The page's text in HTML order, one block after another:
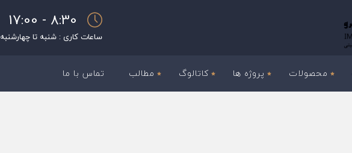
8:30 - 17:00
ساعات کاری : شنبه تا چهارشنبه
محصولات پروژه ها کاتالوگ مطالب تماس با ما